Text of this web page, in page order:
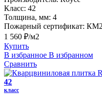
Класс: 42
Толщина, мм: 4
Пожарный сертификат: КМ2
1 560 ₽/м2
Купить
В избранное В избранном
Сравнить
42
класс